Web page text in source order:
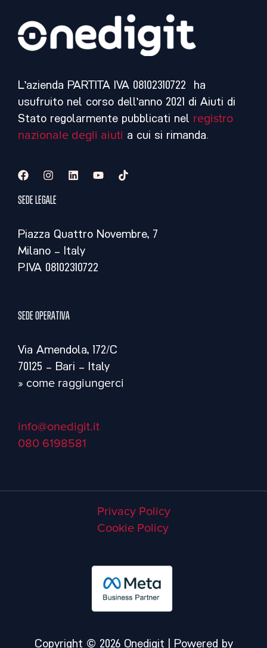
L’azienda PARTITA IVA 08102310722 ha
usufruito nel corso dell’anno 2021 di Aiuti di
Stato regolarmente pubblicati nel registro
nazionale degli aiuti a cui si rimanda.
Sede legale
Piazza Quattro Novembre, 7
Milano – Italy
P.IVA 08102310722
Sede operativa
Via Amendola, 172/C
70125 – Bari – Italy
» come raggiungerci
info@onedigit.it
080 6198581
Privacy Policy
Cookie Policy
Copyright © 2026 Onedigit | Powered by